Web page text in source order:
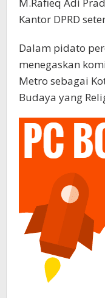
M.Rafieq Adi
Kantor DPRD
Dalam pidato
menegaskan
Metro sebagai
Budaya yang